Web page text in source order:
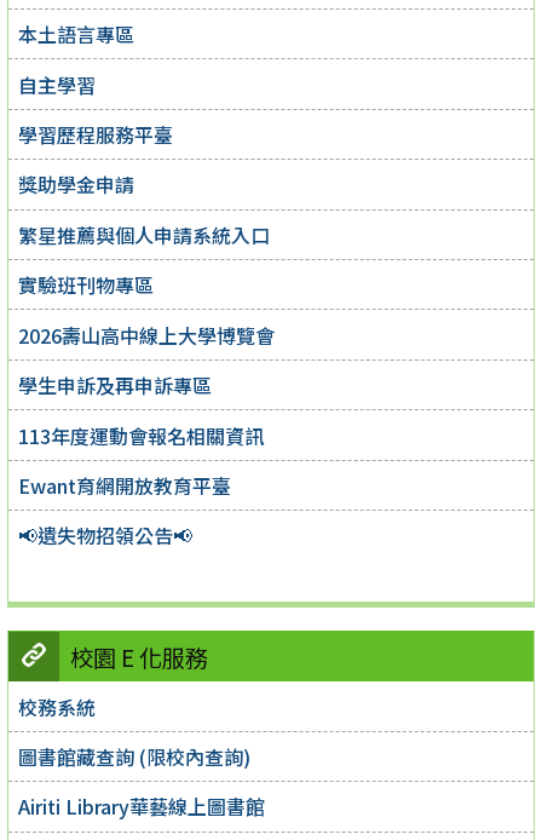
本土語言專區
自主學習
學習歷程服務平臺
獎助學金申請
繁星推薦與個人申請系統入口
實驗班刊物專區
2026壽山高中線上大學博覽會
學生申訴及再申訴專區
113年度運動會報名相關資訊
Ewant育網開放教育平臺
📢遺失物招領公告📢
校園 E 化服務
校務系統
圖書館藏查詢 (限校內查詢)
Airiti Library華藝線上圖書館